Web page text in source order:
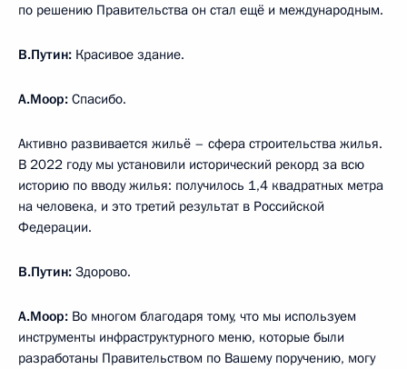
по решению Правительства он стал ещё и международным.
В.Путин: Красивое здание.
А.Моор: Спасибо.
Активно развивается жильё – сфера строительства жилья.
В 2022 году мы установили исторический рекорд за всю
историю по вводу жилья: получилось 1,4 квадратных метра
на человека, и это третий результат в Российской
Федерации.
В.Путин: Здорово.
А.Моор: Во многом благодаря тому, что мы используем
инструменты инфраструктурного меню, которые были
разработаны Правительством по Вашему поручению, могу